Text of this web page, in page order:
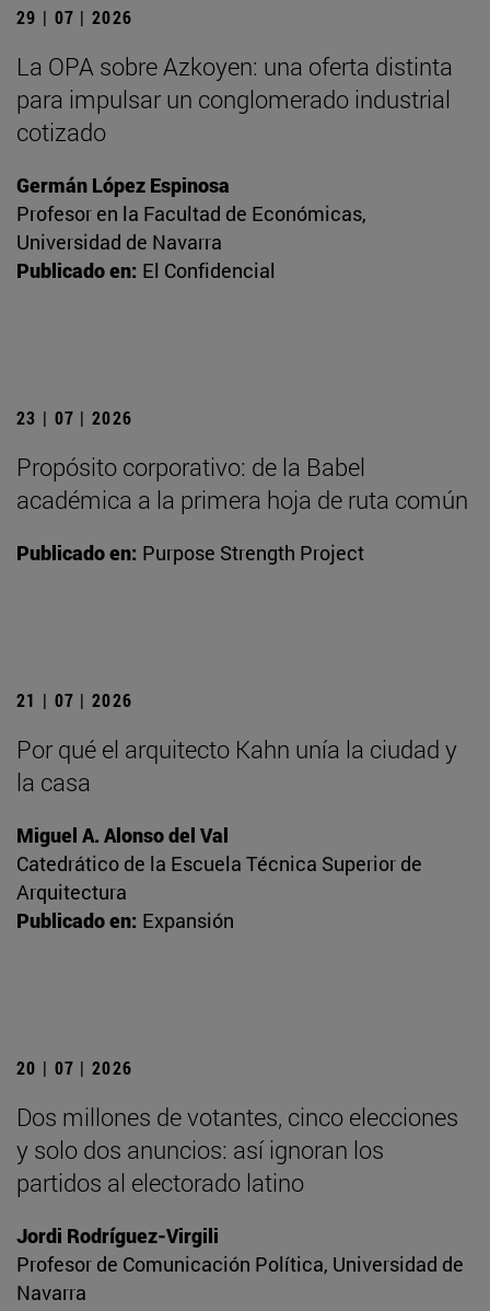
29 | 07 | 2026
La OPA sobre Azkoyen: una oferta distinta
para impulsar un conglomerado industrial
cotizado
Germán López Espinosa
Profesor en la Facultad de Económicas,
Universidad de Navarra
Publicado en: El Confidencial
23 | 07 | 2026
Propósito corporativo: de la Babel
académica a la primera hoja de ruta común
Publicado en: Purpose Strength Project
21 | 07 | 2026
Por qué el arquitecto Kahn unía la ciudad y
la casa
Miguel A. Alonso del Val
Catedrático de la Escuela Técnica Superior de
Arquitectura
Publicado en: Expansión
20 | 07 | 2026
Dos millones de votantes, cinco elecciones
y solo dos anuncios: así ignoran los
partidos al electorado latino
Jordi Rodríguez-Virgili
Profesor de Comunicación Política, Universidad de
Navarra